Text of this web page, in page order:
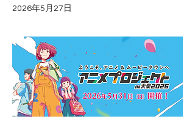
2026年5月27日